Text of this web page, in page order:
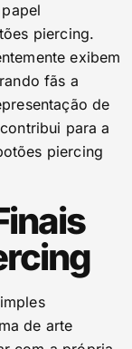
piercing.
exibem
fãs a
de
para a
piercing
de arte